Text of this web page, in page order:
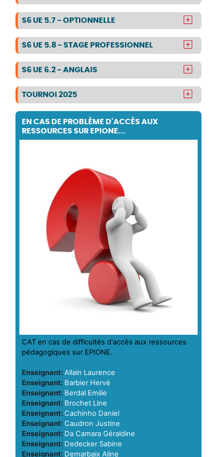
S6 UE 5.7 - OPTIONNELLE
S6 UE 5.8 - STAGE PROFESSIONNEL
S6 UE 6.2 - ANGLAIS
TOURNOI 2025
EN CAS DE PROBLÈME D'ACCÈS AUX
RESSOURCES SUR EPIONE...
CAT en cas de difficultés d'accès aux ressources
pédagogiques sur EPIONE.
Enseignant:Allain Laurence
Enseignant: Barbier Hervé
Enseignant: Berdal Emilie
Enseignant: Brochet Line
Enseignant: Cachinho Daniel
Enseignant: Caudron Justine
Enseignant: Da Camara Géraldine
Enseignant: Dedecker Sabine
Enseignant: Demarbaix Aline